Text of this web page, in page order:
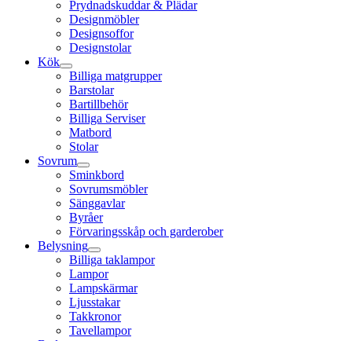
Prydnadskuddar & Plädar
Designmöbler
Designsoffor
Designstolar
Kök
Billiga matgrupper
Barstolar
Bartillbehör
Billiga Serviser
Matbord
Stolar
Sovrum
Sminkbord
Sovrumsmöbler
Sänggavlar
Byråer
Förvaringsskåp och garderober
Belysning
Billiga taklampor
Lampor
Lampskärmar
Ljusstakar
Takkronor
Tavellampor